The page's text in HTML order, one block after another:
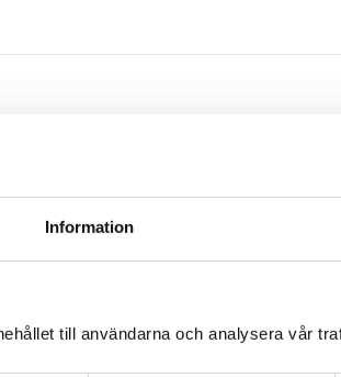
Information
till användarna och analysera vår